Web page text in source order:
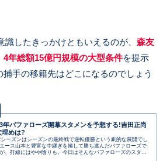
識したきっかけともいえるのが、 森友
4年総額15億円規模の大型条件を提示
手の移籍先はどこになるのでしょう
年バファローズ開幕スタメンを予想する!吉田正尚
埋めは?
ーズンはシーズンの最終戦で逆転優勝という劇的な展開でし
ース山本と豊富な中継ぎを擁して勝ち進んだバファローズで
、打線にはやや陰りも。今日はそんなバファローズのスタメ